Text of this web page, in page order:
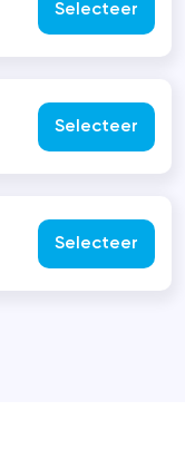
Selecteer
Selecteer
Selecteer